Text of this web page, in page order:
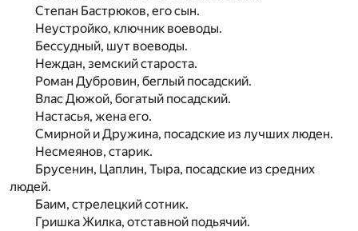
Степан Бастрюков, его сын.
Неустройко, ключник воеводы.
Бессудный, шут воеводы.
Heждан, земский староста.
Роман Дубровин, беглый посадский.
Влас Дюжой, богатый посадский.
Настасья, жена его.
Смирной и Дружина, посадские из лучших люден.
Несмеянов, старик.
Брусенин, Цаплин, Тыра, посадские из средних
людей.
Баим, стрелецкий сотник.
Гришка Жилка, отставной подьячий.